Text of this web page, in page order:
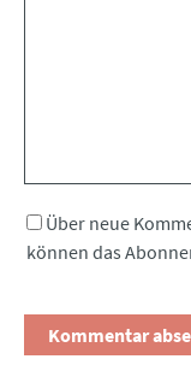
Über neue
können das